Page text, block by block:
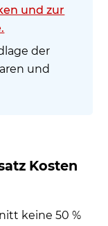
und zur
der
und
Kosten
keine 50 %